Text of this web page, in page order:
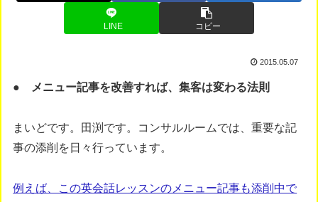
LINE コピー
2015.05.07
● メニュー記事を改善すれば、集客は変わる法則
まいどです。田渕です。コンサルルームでは、重要な記
事の添削を日々行っています。
例えば、この英会話レッスンのメニュー記事も添削中で